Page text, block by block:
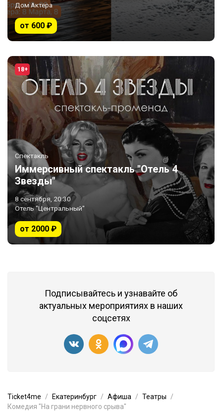
Дом Актера
от 600 ₽
18+
Спектакль
Иммерсивный спектакль "Отель 4
Звезды"
8 сентября, 20:30
Отель "Центральный"
от 2000 ₽
Подписывайтесь и узнавайте об
актуальных мероприятиях в наших
соцсетях
Ticket4me Екатеринбург Афиша
Театры
Комедия "На грани нервного срыва"